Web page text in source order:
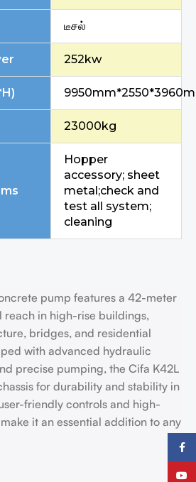
டீசல்
252kw
23000kg
Hopper
accessory; sheet
metal;check and
test all system;
cleaning
pump features a 42-meter
reach in high-rise buildings,
bridges, and residential
with advanced hydraulic
precise pumping, the Cifa K42L
for durability and stability in
friendly controls and high-
it an essential addition to any
யூடியூப்